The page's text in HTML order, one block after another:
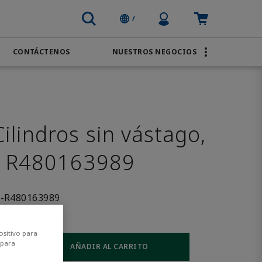
/ Profile IconCarrito:
CONTÁCTENOS NUESTROS NEGOCIOS
sin vástago,
R480163989
R480163989
AÑADIR AL CARRITO
para